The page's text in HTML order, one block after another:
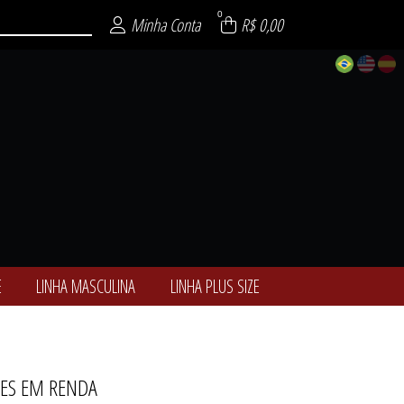
Minha Conta 0 R$ 0,00
LINHA MASCULINA LINHA PLUS SIZE
EM RENDA